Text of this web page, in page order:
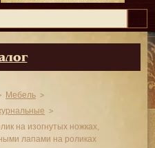
Мебель
на изогнутых ножках,
лапами на роликах